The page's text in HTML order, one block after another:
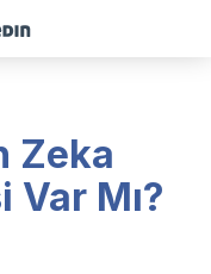
Zeka
Var Mı?